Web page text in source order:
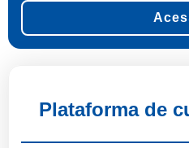
Plataforma de